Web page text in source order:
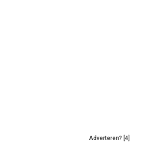
Adverteren? [4]